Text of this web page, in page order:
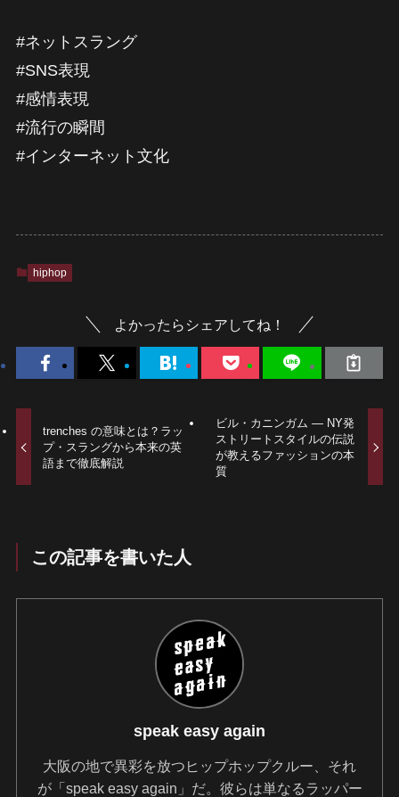
#ネットスラング
#SNS表現
#感情表現
#流行の瞬間
#インターネット文化
hiphop
よかったらシェアしてね！
trenches の意味とは？ラッ
プ・スラングから本来の英
語まで徹底解説
ビル・カニンガム — NY発
ストリートスタイルの伝説
が教えるファッションの本
質
この記事を書いた人
speak easy again
大阪の地で異彩を放つヒップホップクルー、それ
が「speak easy again」だ。彼らは単なるラッパー